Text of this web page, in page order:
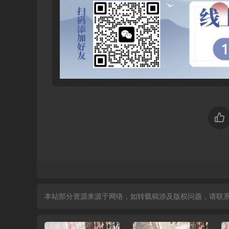
本站部分资源来源于网络，如转载稿涉及版权问题，请联